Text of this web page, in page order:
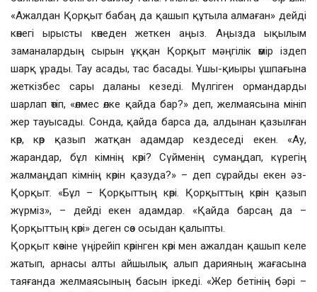
«Ажалдан Қорқыт бабаң да қашып құтыла алмаған» дейді
көнегі ырысты көнеден жеткен аңыз. Аңызда ықылым
заманалардың сырын ұққан Қорқыт мәңгілік өмір іздеп
шарқ ұрады. Тау асады, тас басады. Ұшы-қиыры ұшпағына
жеткізбес сары даланы кезеді. Мүлгіген ормандарды
шарлап өтіп, «өлмес өлке қайда бар?» деп, желмаясына мініп
жер тауысады. Сонда, қайда барса да, алдынан қазылған
көр, көр қазып жатқан адамдар кездеседі екен. «Ау,
жарандар, бұл кімнің көрі? Сүйменің сумаңдап, күрегің
жалмаңдап кімнің көрін қазуда?» – деп сұрайды екен әз-
Қорқыт. «Бұл – Қорқыттың көрі. Қорқыттың көрін қазып
жүрміз», – дейді екен адамдар. «Қайда барсаң да –
Қорқыттың көрі» деген сөз осыдан қалыпты.
Қорқыт көзіне үңірейіп көрінген көрі мен ажалдан қашып келе
жатып, арнасы алты айшылық алып дарияның жағасына
таяғанда желмаясының басын іркеді. «Жер бетінің бәрі –